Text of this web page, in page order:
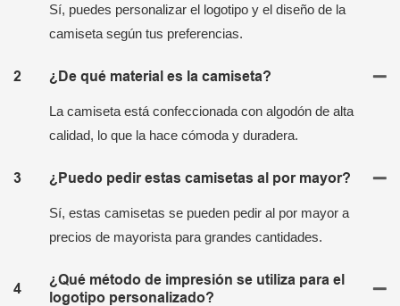
Sí, puedes personalizar el logotipo y el diseño de la
camiseta según tus preferencias.
2 ¿De qué material es la camiseta?
La camiseta está confeccionada con algodón de alta
calidad, lo que la hace cómoda y duradera.
3 ¿Puedo pedir estas camisetas al por mayor?
Sí, estas camisetas se pueden pedir al por mayor a
precios de mayorista para grandes cantidades.
4
¿Qué método de impresión se utiliza para el
logotipo personalizado?